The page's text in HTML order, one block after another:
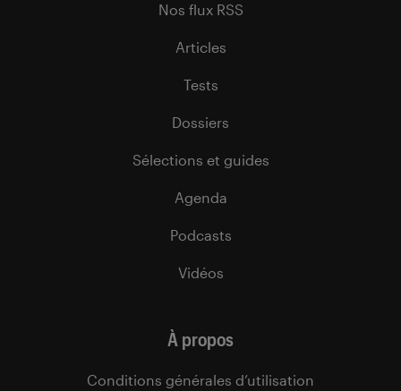
Nos flux RSS
Articles
Tests
Dossiers
Sélections et guides
Agenda
Podcasts
Vidéos
À propos
Conditions générales d’utilisation